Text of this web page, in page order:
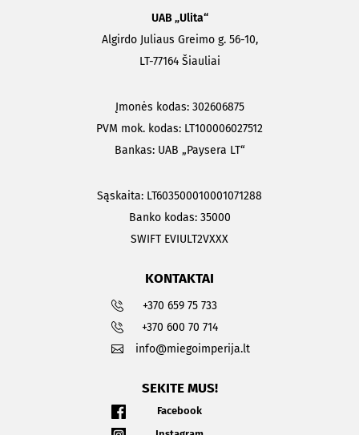
UAB „Ulita“
Algirdo Juliaus Greimo g. 56-10,
LT-77164 Šiauliai
Įmonės kodas: 302606875
PVM mok. kodas: LT100006027512
Bankas: UAB „Paysera LT“
Sąskaita: LT603500010001071288
Banko kodas: 35000
SWIFT EVIULT2VXXX
KONTAKTAI
+370 659 75 733
+370 600 70 714
info@miegoimperija.lt
SEKITE MUS!
Facebook